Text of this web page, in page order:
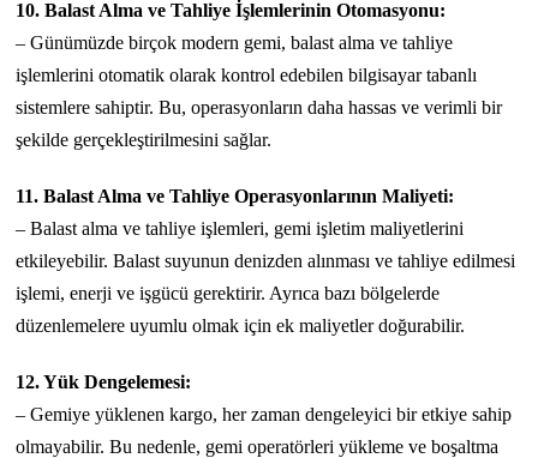
10. Balast Alma ve Tahliye İşlemlerinin Otomasyonu:
– Günümüzde birçok modern gemi, balast alma ve tahliye
işlemlerini otomatik olarak kontrol edebilen bilgisayar tabanlı
sistemlere sahiptir. Bu, operasyonların daha hassas ve verimli bir
şekilde gerçekleştirilmesini sağlar.
11. Balast Alma ve Tahliye Operasyonlarının Maliyeti:
– Balast alma ve tahliye işlemleri, gemi işletim maliyetlerini
etkileyebilir. Balast suyunun denizden alınması ve tahliye edilmesi
işlemi, enerji ve işgücü gerektirir. Ayrıca bazı bölgelerde
düzenlemelere uyumlu olmak için ek maliyetler doğurabilir.
12. Yük Dengelemesi:
– Gemiye yüklenen kargo, her zaman dengeleyici bir etkiye sahip
olmayabilir. Bu nedenle, gemi operatörleri yükleme ve boşaltma